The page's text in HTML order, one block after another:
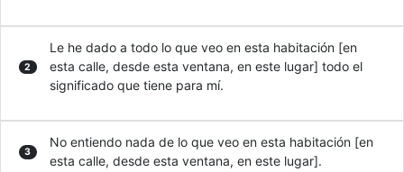
2
Le he dado a todo lo que veo en esta habitación [en
esta calle, desde esta ventana, en este lugar] todo el
significado que tiene para mí.
3
No entiendo nada de lo que veo en esta habitación [en
esta calle, desde esta ventana, en este lugar].